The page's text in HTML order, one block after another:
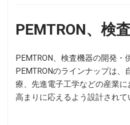
PEMTRON、検
PEMTRON、検査機器の開発・
PEMTRONのラインナップは、
療、先進電子工学などの産業
高まりに応えるよう設計されて